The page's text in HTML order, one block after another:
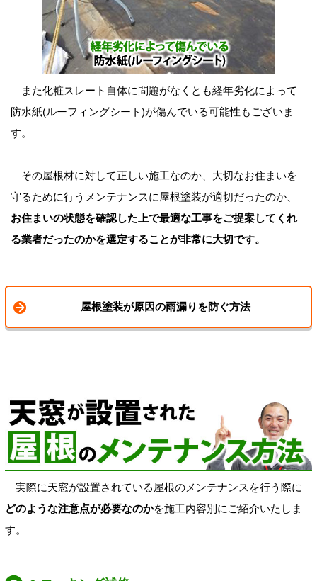
また化粧スレート自体に問題がなくとも経年劣化によって
防水紙(ルーフィングシート)が傷んでいる可能性もございま
す。
その屋根材に対して正しい施工なのか、大切なお住まいを
守るために行うメンテナンスに屋根塗装が適切だったのか、
お住まいの状態を確認した上で最適な工事をご提案してくれ
る業者だったのかを選定することが非常に大切です。
屋根塗装が原因の雨漏りを防ぐ方法
実際に天窓が設置されている屋根のメンテナンスを行う際に
どのような注意点が必要なのかを施工内容別にご紹介いたしま
す。